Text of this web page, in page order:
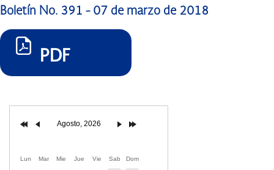
Boletín No. 391 - 07 de marzo de 2018
PDF
Agosto, 2026
Lun Mar Mie Jue Vie Sab Dom